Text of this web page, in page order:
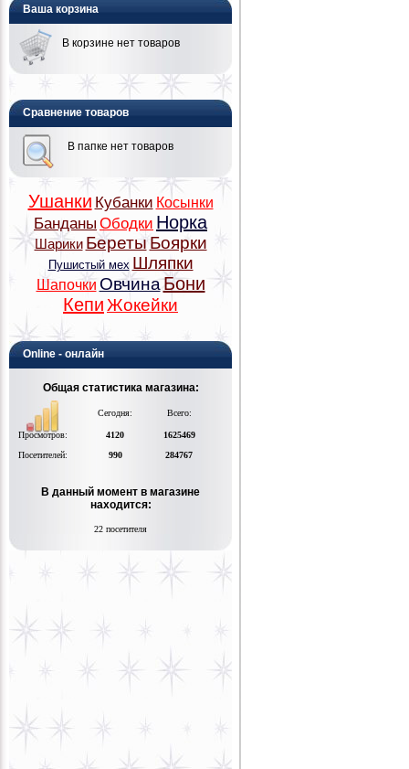
Ваша корзина
В корзине нет товаров
Сравнение товаров
В папке нет товаров
Ушанки Кубанки Косынки
Банданы Ободки Норка
Шарики Береты Боярки
Пушистый мех Шляпки
Шапочки ОвчинаБони
Кепи Жокейки
Online - онлайн
Общая статистика магазина:
Сегодня: Всего:
Просмотров: 4120
1625469
Посетителей:
990 284767
В данный момент в магазине
находится:
22 посетителя